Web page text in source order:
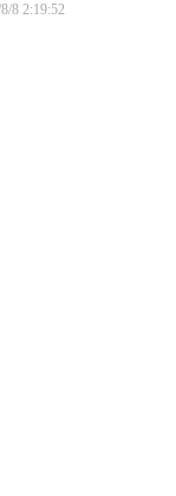
8 2:19:52